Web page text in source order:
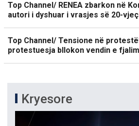
Top Channel/ RENEA zbarkon në
autori i dyshuar i vrasjes së 20-
Top Channel/ Tensione në
protestuesja bllokon vendin e
Kryesore